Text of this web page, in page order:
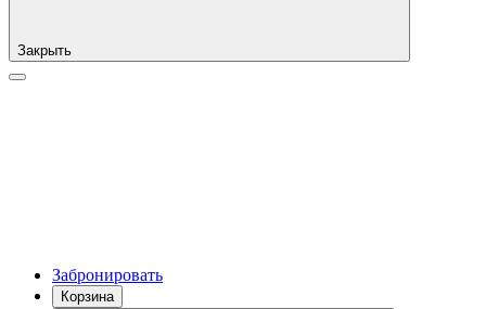
Закрыть
Забронировать
Корзина